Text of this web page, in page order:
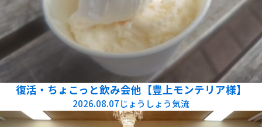
復活・ちょこっと飲み会他【豊上モンテリア様】
2026.08.07じょうしょう気流